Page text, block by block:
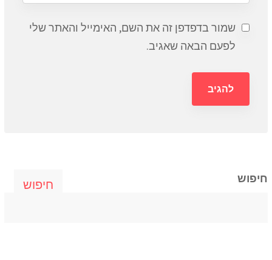
שמור בדפדפן זה את השם, האימייל והאתר שלי
לפעם הבאה שאגיב.
חיפוש חיפוש